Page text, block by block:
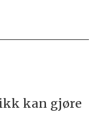
kan gjøre